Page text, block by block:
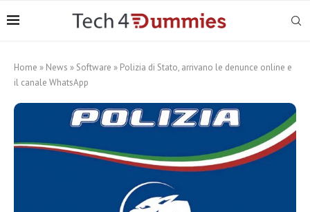
Home » News » Software » Polizia di Stato, arrivano le denunce online e
il canale WhatsApp